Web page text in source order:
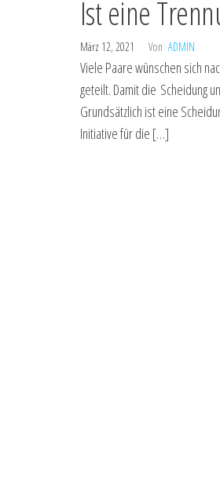
Ist eine
März 12, 2021 Von ADMIN
Viele Paare wünschen sich
geteilt. Damit die Scheidung
Grundsätzlich ist eine
Initiative für die […]